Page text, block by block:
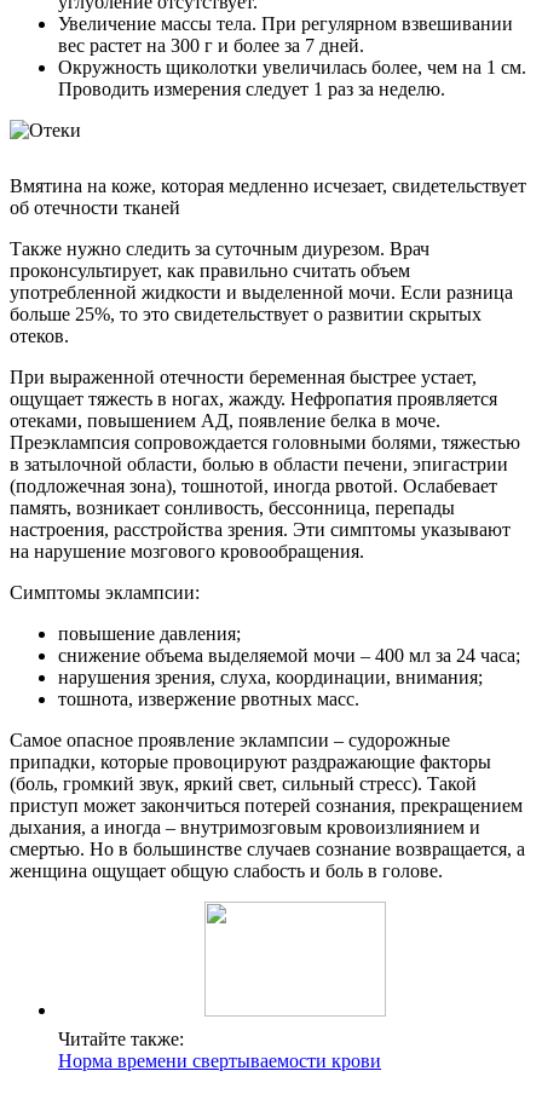
Увеличение массы тела. При регулярном взвешивании
вес растет на 300 г и более за 7 дней.
Окружность щиколотки увеличилась более, чем на 1 см.
Проводить измерения следует 1 раз за неделю.
Вмятина на коже, которая медленно исчезает, свидетельствует
об отечности тканей
Также нужно следить за суточным диурезом. Врач
проконсультирует, как правильно считать объем
употребленной жидкости и выделенной мочи. Если разница
больше 25%, то это свидетельствует о развитии скрытых
отеков.
При выраженной отечности беременная быстрее устает,
ощущает тяжесть в ногах, жажду. Нефропатия проявляется
отеками, повышением АД, появление белка в моче.
Преэклампсия сопровождается головными болями, тяжестью
в затылочной области, болью в области печени, эпигастрии
(подложечная зона), тошнотой, иногда рвотой. Ослабевает
память, возникает сонливость, бессонница, перепады
настроения, расстройства зрения. Эти симптомы указывают
на нарушение мозгового кровообращения.
Симптомы эклампсии:
повышение давления;
снижение объема выделяемой мочи – 400 мл за 24 часа;
нарушения зрения, слуха, координации, внимания;
тошнота, извержение рвотных масс.
Самое опасное проявление эклампсии – судорожные
припадки, которые провоцируют раздражающие факторы
(боль, громкий звук, яркий свет, сильный стресс). Такой
приступ может закончиться потерей сознания, прекращением
дыхания, а иногда – внутримозговым кровоизлиянием и
смертью. Но в большинстве случаев сознание возвращается, а
женщина ощущает общую слабость и боль в голове.
Читайте также:
Норма времени свертываемости крови